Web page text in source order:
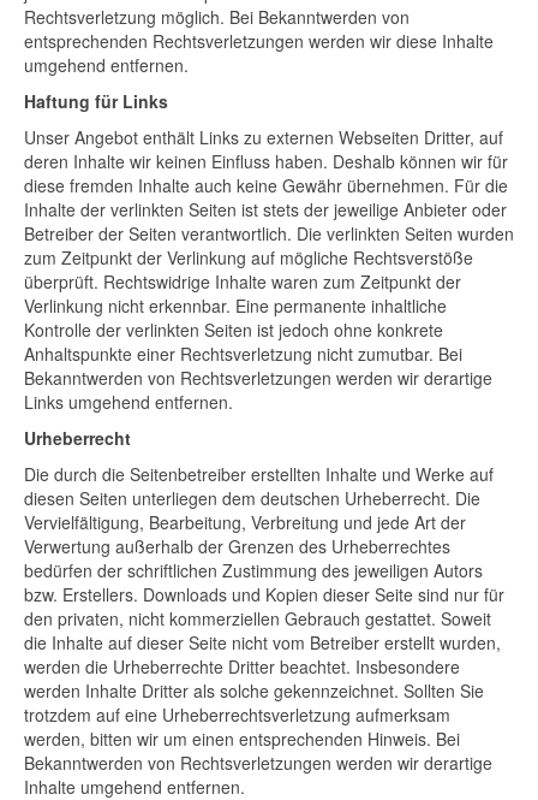
Rechtsverletzung möglich. Bei Bekanntwerden von
entsprechenden Rechtsverletzungen werden wir diese Inhalte
umgehend entfernen.
Haftung für Links
Unser Angebot enthält Links zu externen Webseiten Dritter, auf
deren Inhalte wir keinen Einfluss haben. Deshalb können wir für
diese fremden Inhalte auch keine Gewähr übernehmen. Für die
Inhalte der verlinkten Seiten ist stets der jeweilige Anbieter oder
Betreiber der Seiten verantwortlich. Die verlinkten Seiten wurden
zum Zeitpunkt der Verlinkung auf mögliche Rechtsverstöße
überprüft. Rechtswidrige Inhalte waren zum Zeitpunkt der
Verlinkung nicht erkennbar. Eine permanente inhaltliche
Kontrolle der verlinkten Seiten ist jedoch ohne konkrete
Anhaltspunkte einer Rechtsverletzung nicht zumutbar. Bei
Bekanntwerden von Rechtsverletzungen werden wir derartige
Links umgehend entfernen.
Urheberrecht
Die durch die Seitenbetreiber erstellten Inhalte und Werke auf
diesen Seiten unterliegen dem deutschen Urheberrecht. Die
Vervielfältigung, Bearbeitung, Verbreitung und jede Art der
Verwertung außerhalb der Grenzen des Urheberrechtes
bedürfen der schriftlichen Zustimmung des jeweiligen Autors
bzw. Erstellers. Downloads und Kopien dieser Seite sind nur für
den privaten, nicht kommerziellen Gebrauch gestattet. Soweit
die Inhalte auf dieser Seite nicht vom Betreiber erstellt wurden,
werden die Urheberrechte Dritter beachtet. Insbesondere
werden Inhalte Dritter als solche gekennzeichnet. Sollten Sie
trotzdem auf eine Urheberrechtsverletzung aufmerksam
werden, bitten wir um einen entsprechenden Hinweis. Bei
Bekanntwerden von Rechtsverletzungen werden wir derartige
Inhalte umgehend entfernen.